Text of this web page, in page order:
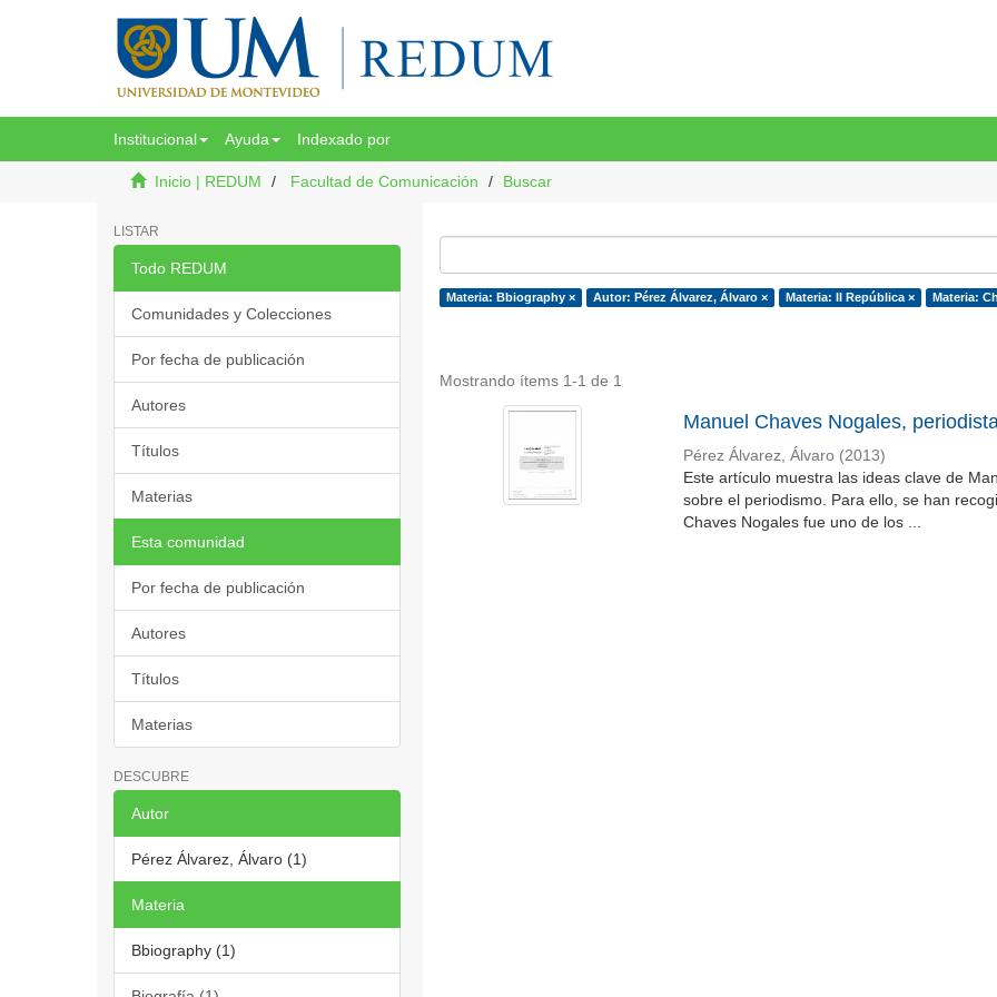
Institucional Ayuda Indexado por
Inicio | REDUM Facultad de Comunicación Buscar
LISTAR
Todo REDUM
Comunidades y Colecciones
Por fecha de publicación
Autores
Títulos
Materias
Esta comunidad
Por fecha de publicación
Autores
Títulos
Materias
DESCUBRE
Autor
Pérez Álvarez, Álvaro (1)
Materia
Bbiography (1)
Materia: Bbiography × Autor: Pérez Álvarez, Álvaro × Materia: II República × Materia:
Mostrando ítems 1-1 de 1
Manuel Chaves Nogales,
Pérez Álvarez, Álvaro (2013)
Este artículo muestra las ideas clave de
sobre el periodismo. Para ello, se han
Chaves Nogales fue uno de los ...